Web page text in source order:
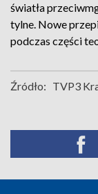
światła
tylne. Nowe
podczas części
Źródło: TVP3